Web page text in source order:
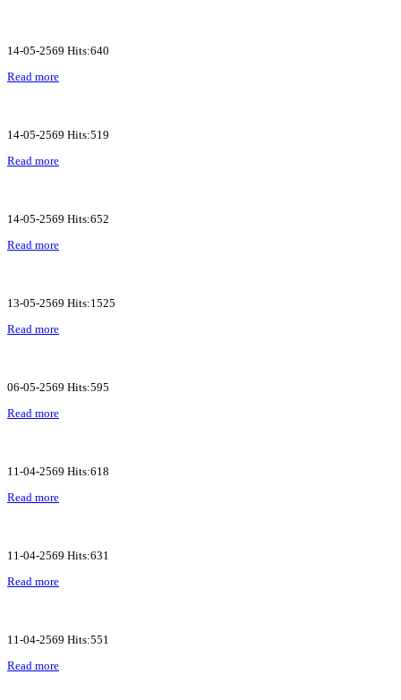
14-05-2569 Hits:640
Read more
14-05-2569 Hits:519
Read more
14-05-2569 Hits:652
Read more
13-05-2569 Hits:1525
Read more
06-05-2569 Hits:595
Read more
11-04-2569 Hits:618
Read more
11-04-2569 Hits:631
Read more
11-04-2569 Hits:551
Read more